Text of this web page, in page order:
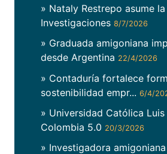
» Nataly Restrepo asume
Investigaciones 8/7/2026
» Graduada amigoniana
desde Argentina 22/4/2026
» Contaduría fortalece
sostenibilidad empr... 6/4/
» Universidad Católica
Colombia 5.0 20/3/2026
» Investigadora